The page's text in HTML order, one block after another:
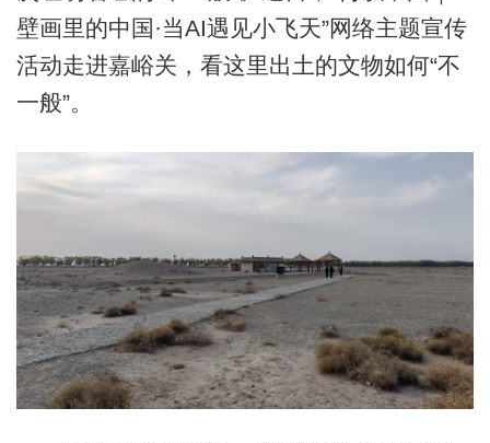
壁画里的中国·当AI遇见小飞天”网络主题宣传
活动走进嘉峪关，看这里出土的文物如何“不
一般”。